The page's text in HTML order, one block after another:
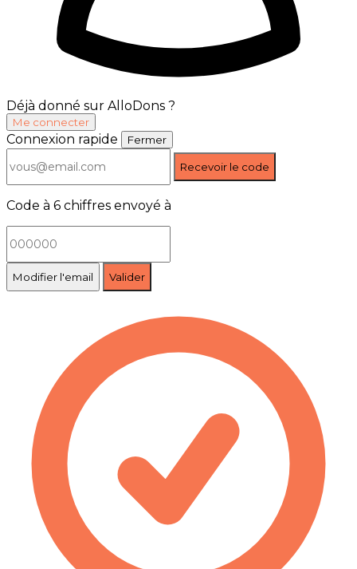
Déjà donné sur AlloDons ?
Me connecter
Connexion rapide Fermer
Recevoir le code
Code à 6 chiffres envoyé à
Modifier l'email Valider